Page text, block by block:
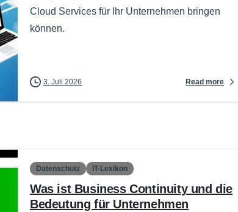
Cloud Services für Ihr Unternehmen bringen
können.
3. Juli 2026 Read more
Datenschutz IT-Lexikon
Was ist Business Continuity und die
Bedeutung für Unternehmen